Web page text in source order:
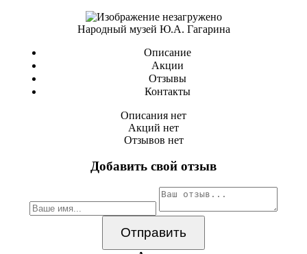
Народный музей Ю.А. Гагарина
Описание
Акции
Отзывы
Контакты
Описания нет
Акций нет
Отзывов нет
Добавить свой отзыв